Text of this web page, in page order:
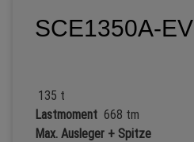
SCE1350A-EV
135 t
Lastmoment 668 tm
Max. Ausleger + Spitze